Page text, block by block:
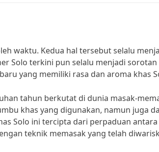
waktu. Kedua hal tersebut selalu
Solo terkini pun selalu menjadi
yang memiliki rasa dan aroma khas
tahun berkutat di dunia masak-
khas yang digunakan, namun juga
Solo ini tercipta dari perpaduan
teknik memasak yang telah